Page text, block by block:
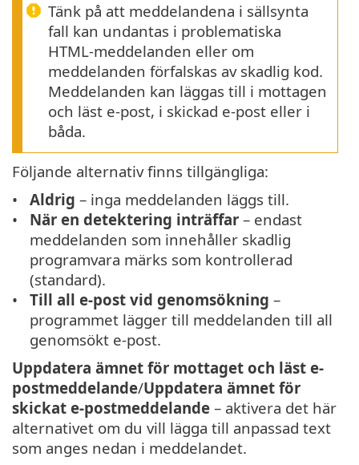
Tänk på att meddelandena i sällsynta
fall kan undantas i problematiska
HTML-meddelanden eller om
meddelanden förfalskas av skadlig kod.
Meddelanden kan läggas till i mottagen
och läst e-post, i skickad e-post eller i
båda.
Följande alternativ finns tillgängliga:
Aldrig – inga meddelanden läggs till.
När en detektering inträffar – endast
meddelanden som innehåller skadlig
programvara märks som kontrollerad
(standard).
Till all e-post vid genomsökning –
programmet lägger till meddelanden till all
genomsökt e-post.
Uppdatera ämnet för mottaget och läst e-
postmeddelande/Uppdatera ämnet för
skickat e-postmeddelande – aktivera det här
alternativet om du vill lägga till anpassad text
som anges nedan i meddelandet.